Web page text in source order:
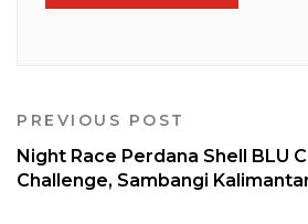
PREVIOUS POST
Night Race Perdana Shell BLU
Challenge, Sambangi